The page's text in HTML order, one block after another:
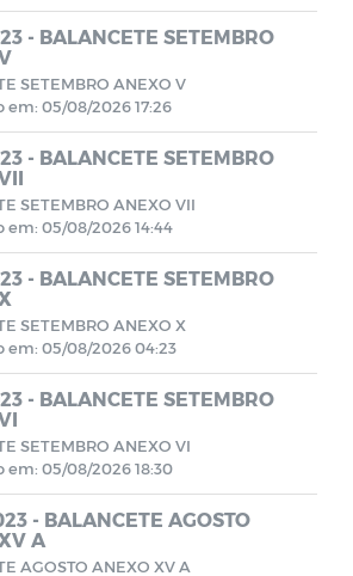
RPPS 2023
BALANCETES 2023
CONVENIOS 2023
BALANCETES 2024
DE INVESTIMENTO 2023
DE INVESTIMENTO 2024
DA PREVIDENCIA 2024
CONTRATOS 2024
- BALANCETE SETEMBRO
SETEMBRO ANEXO V
em: 05/08/2026 17:26
- BALANCETE SETEMBRO
SETEMBRO ANEXO VII
em: 05/08/2026 14:44
- BALANCETE SETEMBRO
SETEMBRO ANEXO X
em: 05/08/2026 04:23
- BALANCETE SETEMBRO
SETEMBRO ANEXO VI
em: 05/08/2026 18:30
- BALANCETE AGOSTO
A
AGOSTO ANEXO XV A